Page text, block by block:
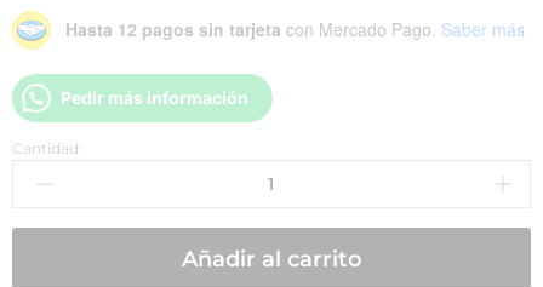
Hasta 12 pagos sin tarjeta con Mercado Pago. Saber más
Pedir más información
Cantidad:
Añadir al carrito